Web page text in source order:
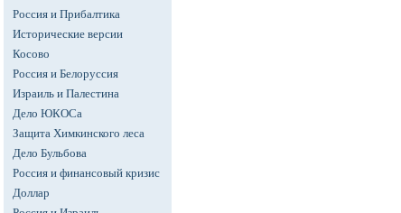
Россия и Прибалтика
Исторические версии
Косово
Россия и Белоруссия
Израиль и Палестина
Дело ЮКОСа
Защита Химкинского леса
Дело Бульбова
Россия и финансовый кризис
Доллар